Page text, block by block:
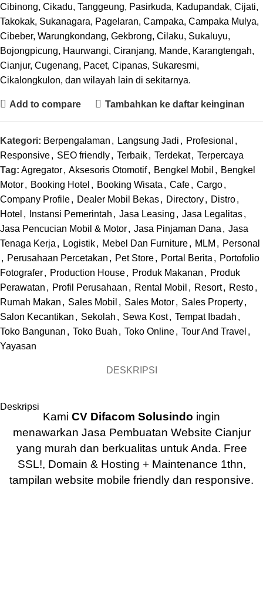
Cibinong, Cikadu, Tanggeung, Pasirkuda, Kadupandak, Cijati,
Takokak, Sukanagara, Pagelaran, Campaka, Campaka Mulya,
Cibeber, Warungkondang, Gekbrong, Cilaku, Sukaluyu,
Bojongpicung, Haurwangi, Ciranjang, Mande, Karangtengah,
Cianjur, Cugenang, Pacet, Cipanas, Sukaresmi,
Cikalongkulon, dan wilayah lain di sekitarnya.
Add to compare Tambahkan ke daftar keinginan
Kategori: Berpengalaman , Langsung Jadi , Profesional ,
Responsive, SEO friendly, Terbaik, Terdekat, Terpercaya
Tag: Agregator, Aksesoris Otomotif, Bengkel Mobil , Bengkel
Motor, Booking Hotel , Booking Wisata , Cafe, Cargo,
Company Profile, Dealer Mobil Bekas, Directory, Distro,
Hotel , Instansi Pemerintah , Jasa Leasing , Jasa Legalitas,
Jasa Pencucian Mobil & Motor, Jasa Pinjaman Dana , Jasa
Tenaga Kerja , Logistik, Mebel Dan Furniture, MLM , Personal
, Perusahaan Percetakan , Pet Store, Portal Berita , Portofolio
Fotografer, Production House, Produk Makanan , Produk
Perawatan , Profil Perusahaan , Rental Mobil , Resort, Resto,
Rumah Makan , Sales Mobil , Sales Motor, Sales Property,
Salon Kecantikan , Sekolah , Sewa Kost, Tempat Ibadah ,
Toko Bangunan , Toko Buah , Toko Online, Tour And Travel ,
Yayasan
DESKRIPSI
Deskripsi
Kami CV Difacom Solusindo ingin
menawarkan Jasa Pembuatan Website Cianjur
yang murah dan berkualitas untuk Anda. Free
SSL!, Domain & Hosting + Maintenance 1thn,
tampilan website mobile friendly dan responsive.